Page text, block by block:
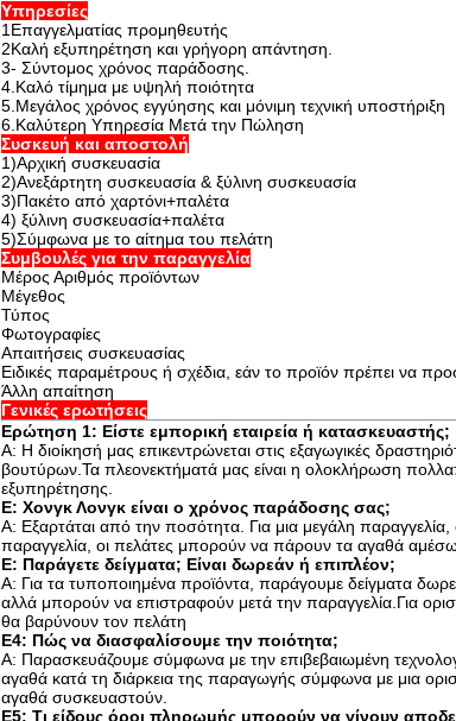
Υπηρεσίες
1Επαγγελματίας προμηθευτής
2Καλή εξυπηρέτηση και γρήγορη απάντηση.
3- Σύντομος χρόνος παράδοσης.
4.Καλό τίμημα με υψηλή ποιότητα
5.Μεγάλος χρόνος εγγύησης και μόνιμη τεχνική υποστήριξη
6.Καλύτερη Υπηρεσία Μετά την Πώληση
Συσκευή και αποστολή
1)Αρχική συσκευασία
2)Ανεξάρτητη συσκευασία & ξύλινη συσκευασία
3)Πακέτο από χαρτόνι+παλέτα
4) ξύλινη συσκευασία+παλέτα
5)Σύμφωνα με το αίτημα του πελάτη
Συμβουλές για την παραγγελία
Μέρος Αριθμός προϊόντων
Μέγεθος
Τύπος
Φωτογραφίες
Απαιτήσεις συσκευασίας
Ειδικές παραμέτρους ή σχέδια, εάν το προϊόν πρέπει να
Άλλη απαίτηση
Γενικές ερωτήσεις
Ερώτηση 1: Είστε εμπορική εταιρεία ή κατασκευαστής;
Α: Η διοίκησή μας επικεντρώνεται στις εξαγωγικές
βουτύρων.Τα πλεονεκτήματά μας είναι η ολοκλήρωση
εξυπηρέτησης.
Ε: Χονγκ Λονγκ είναι ο χρόνος παράδοσης σας;
Α: Εξαρτάται από την ποσότητα. Για μια μεγάλη παραγγελία,
παραγγελία, οι πελάτες μπορούν να πάρουν τα αγαθά
Ε: Παράγετε δείγματα; Είναι δωρεάν ή επιπλέον;
Α: Για τα τυποποιημένα προϊόντα, παράγουμε δείγματα
αλλά μπορούν να επιστραφούν μετά την παραγγελία.Για
θα βαρύνουν τον πελάτη
Ε4: Πώς να διασφαλίσουμε την ποιότητα;
Α: Παρασκευάζουμε σύμφωνα με την επιβεβαιωμένη
αγαθά κατά τη διάρκεια της παραγωγής σύμφωνα με μια
αγαθά συσκευαστούν.
Ε5: Τι είδους όροι πληρωμής μπορούν να γίνουν